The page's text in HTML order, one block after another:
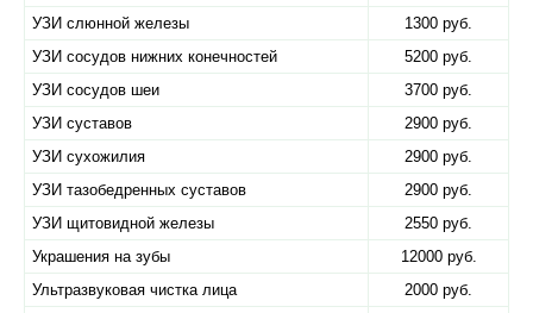
УЗИ слюнной железы
1300 руб.
УЗИ сосудов нижних конечностей
5200 руб.
УЗИ сосудов шеи
3700 руб.
УЗИ суставов
2900 руб.
УЗИ сухожилия
2900 руб.
УЗИ тазобедренных суставов
2900 руб.
УЗИ щитовидной железы
2550 руб.
Украшения на зубы
12000 руб.
Ультразвуковая чистка лица
2000 руб.